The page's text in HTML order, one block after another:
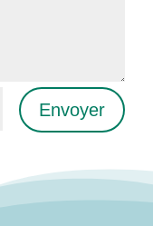
Envoyer